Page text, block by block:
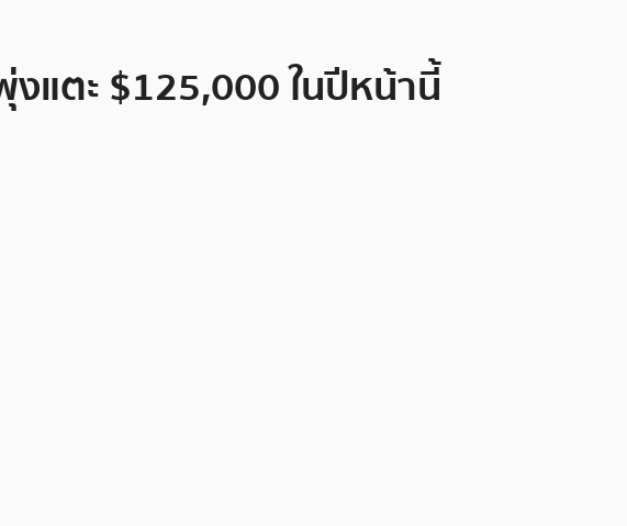
แตะ $125,000 ในปีหน้านี้